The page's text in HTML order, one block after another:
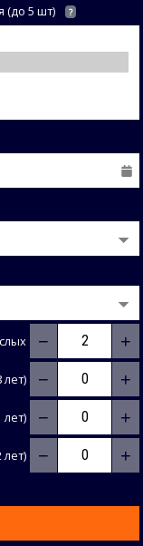
(до 5 шт) ?
− +
лет) − +
лет) − +
− +